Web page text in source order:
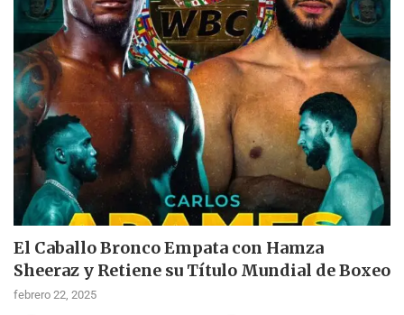
El Caballo Bronco Empata con Hamza
Sheeraz y Retiene su Título Mundial de Boxeo
febrero 22, 2025